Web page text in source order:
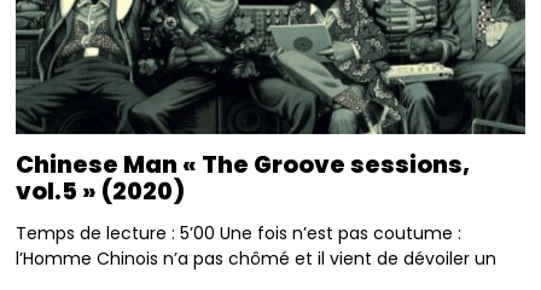
Chinese Man « The Groove sessions,
vol.5 » (2020)
Temps de lecture : 5’00 Une fois n’est pas coutume :
l’Homme Chinois n’a pas chômé et il vient de dévoiler un